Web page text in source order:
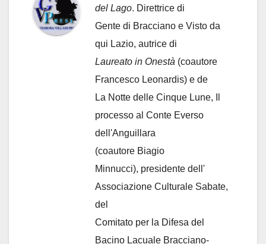
del Lago. Direttrice di
Gente di Bracciano e Visto da
qui Lazio, autrice di
Laureato in Onestà (coautore
Francesco Leonardis) e de
La Notte delle Cinque Lune, Il
processo al Conte Everso
dell'Anguillara
(coautore Biagio
Minnucci), presidente dell'
Associazione Culturale Sabate,
del
Comitato per la Difesa del
Bacino Lacuale Bracciano-